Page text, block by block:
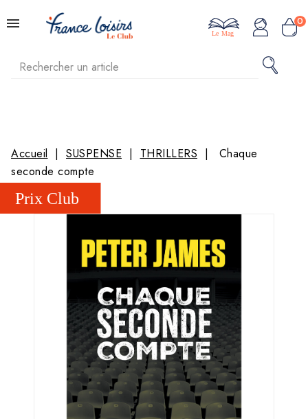
0
Le Mag
Accueil SUSPENSE THRILLERS
Chaque
seconde compte